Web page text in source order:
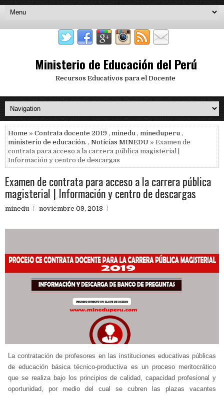
Ministerio de Educación del Perú
Recursos Educativos para el Docente
Home » Contrata docente 2019 , minedu , mineduperu ,
ministerio de educación. , Noticias MINEDU » Examen de
contrata para acceso a la carrera pública magisterial |
Información y centro de descargas
Examen de contrata para acceso a la carrera pública
magisterial | Información y centro de descargas
minedu noviembre 09, 2018
La contratación de profesores en las instituciones educativas públicas
de educación básica técnico-productiva es un proceso meritocrático
que se realiza bajo los principios de calidad, capacidad profesional y
oportunidad, por medio del cual se cubren las plazas vacantes